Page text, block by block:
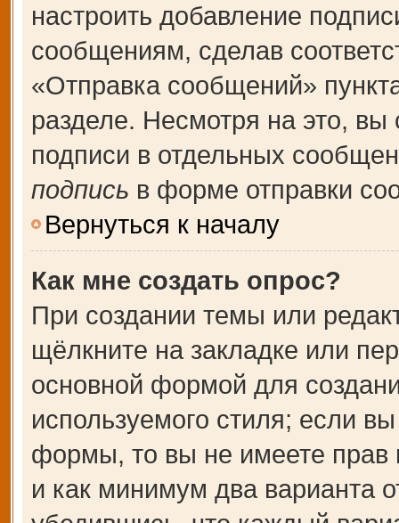
настроить добавление
сообщениям, сделав
«Отправка сообщений»
разделе. Несмотря на это,
подписи в отдельных
подпись в форме отправки
Вернуться к началу
Как мне создать опрос?
При создании темы или
щёлкните на закладке или
основной формой для
используемого стиля; если
формы, то вы не имеете прав
и как минимум два варианта